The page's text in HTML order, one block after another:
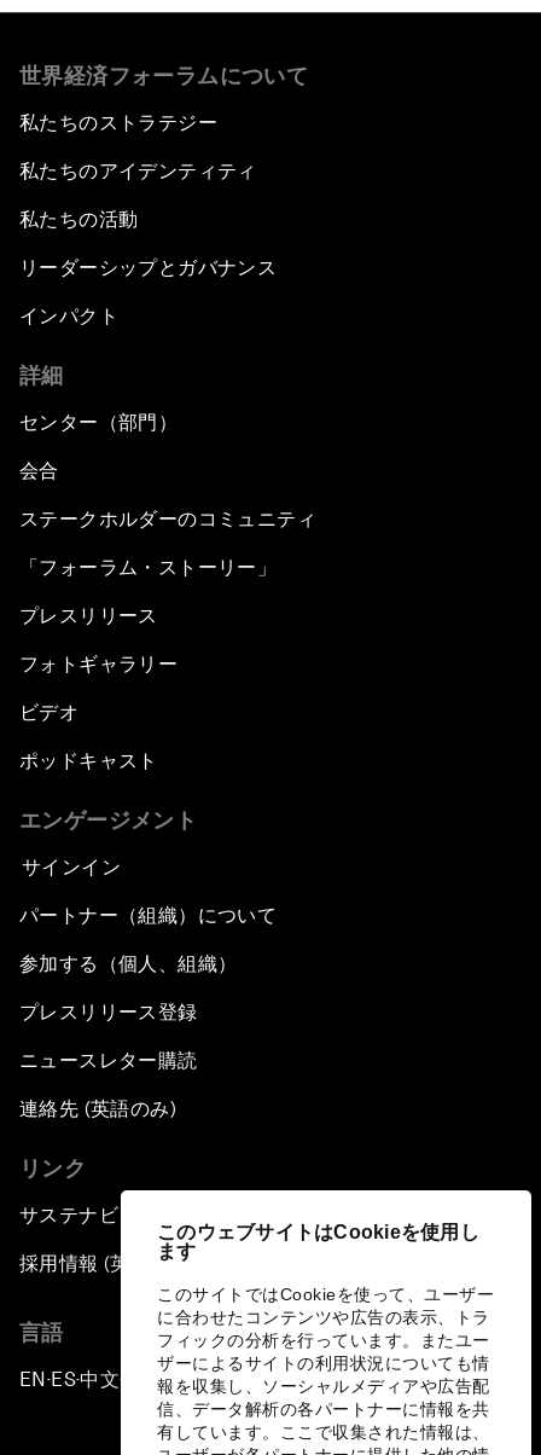
このウェブサイトはCookieを使用し
ます
このサイトではCookieを使って、ユーザー
に合わせたコンテンツや広告の表示、トラ
フィックの分析を行っています。またユー
ザーによるサイトの利用状況についても情
報を収集し、ソーシャルメディアや広告配
信、データ解析の各パートナーに情報を共
有しています。ここで収集された情報は、
世界経済フォーラムについて
私たちのストラテジー
私たちのアイデンティティ
私たちの活動
リーダーシップとガバナンス
インパクト
詳細
センター（部門）
会合
ステークホルダーのコミュニティ
「フォーラム・ストーリー」
プレスリリース
フォトギャラリー
ビデオ
ポッドキャスト
エンゲージメント
サインイン
パートナー（組織）について
参加する（個人、組織）
プレスリリース登録
ニュースレター購読
連絡先 (英語のみ)
リンク
サステナビリティへの取り組み
採用情報 (英語のみ)
言語
EN ▪ES▪中文▪ 日本語